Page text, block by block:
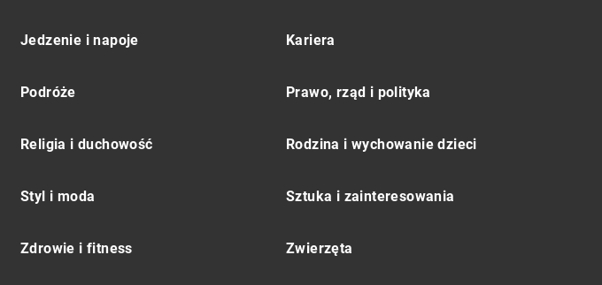
Jedzenie i napoje Kariera
Podróże Prawo, rząd i polityka
Religia i duchowość Rodzina i wychowanie dzieci
Styl i moda Sztuka i zainteresowania
Zdrowie i fitness Zwierzęta